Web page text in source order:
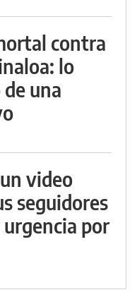
contra
lo
una
video
seguidores
por